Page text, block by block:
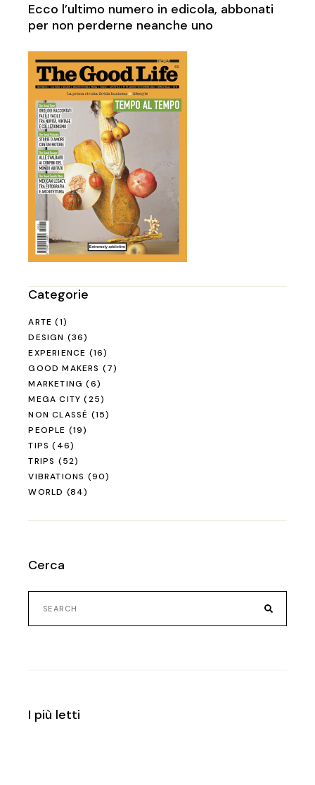
Ecco l’ultimo numero in edicola, abbonati
per non perderne neanche uno
Categorie
ARTE (1)
DESIGN (36)
EXPERIENCE (16)
GOOD MAKERS (7)
MARKETING (6)
MEGA CITY (25)
NON CLASSÉ (15)
PEOPLE (19)
TIPS (46)
TRIPS (52)
VIBRATIONS (90)
WORLD (84)
Cerca
I più letti